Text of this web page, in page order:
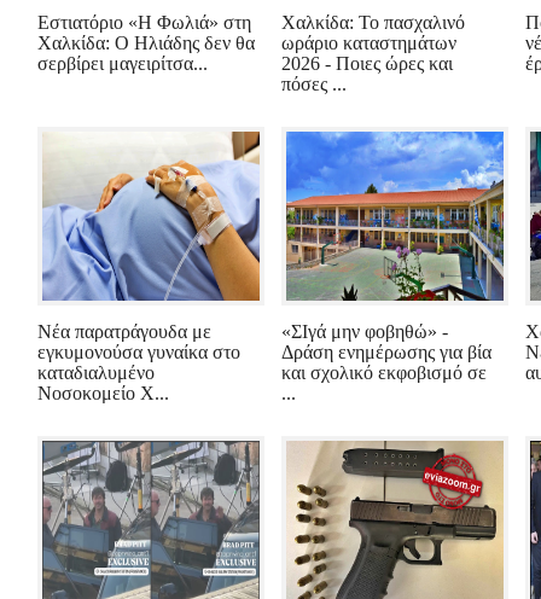
Εστιατόριο «Η Φωλιά» στη
Χαλκίδα: Ο Ηλιάδης δεν θα
σερβίρει μαγειρίτσα...
Χαλκίδα: Το πασχαλινό
ωράριο καταστημάτων
2026 - Ποιες ώρες και
πόσες ...
Νέα παρατράγουδα με
εγκυμονούσα γυναίκα στο
καταδιαλυμένο
Νοσοκομείο Χ...
«ΣΙγά μην φοβηθώ» -
Δράση ενημέρωσης για βία
και σχολικό εκφοβισμό σε
...